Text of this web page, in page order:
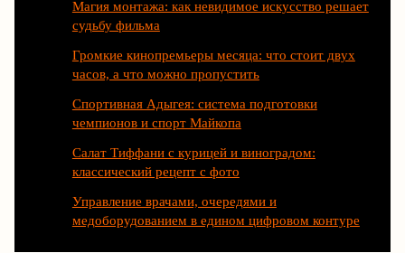
Магия монтажа: как невидимое искусство решает
судьбу фильма
Громкие кинопремьеры месяца: что стоит двух
часов, а что можно пропустить
Спортивная Адыгея: система подготовки
чемпионов и спорт Майкопа
Салат Тиффани с курицей и виноградом:
классический рецепт с фото
Управление врачами, очередями и
медоборудованием в едином цифровом контуре